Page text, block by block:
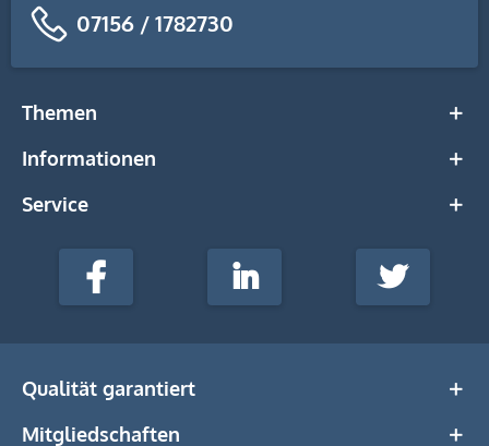
07156 / 1782730
Themen
Informationen
Service
stempel-
Media
Facebook LinkedIn Twitter
Qualität garantiert
Mitgliedschaften